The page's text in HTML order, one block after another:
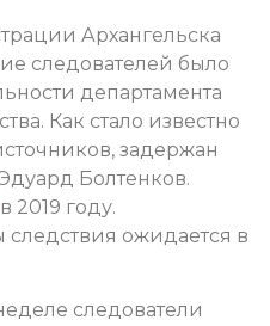
Архангельска
следователей было
департамента
Как стало известно
задержан
Болтенков.
в 2019 году.
ожидается в
следователи